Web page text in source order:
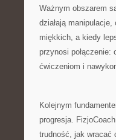
Ważnym obszarem
działają
miękkich, a kiedy
przynosi
ćwiczeniom i
Kolejnym
progresja.
trudność, jak wracać